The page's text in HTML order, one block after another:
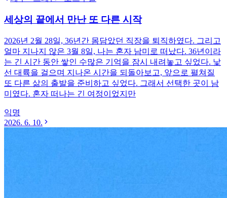
세상의 끝에서 만난 또 다른 시작
2026년 2월 28일, 36년간 몸담았던 직장을 퇴직하였다. 그리고
얼마 지나지 않은 3월 8일, 나는 혼자 남미로 떠났다. 36년이라
는 긴 시간 동안 쌓인 수많은 기억을 잠시 내려놓고 싶었다. 낯
선 대륙을 걸으며 지나온 시간을 되돌아보고, 앞으로 펼쳐질
또 다른 삶의 출발을 준비하고 싶었다. 그래서 선택한 곳이 남
미였다. 혼자 떠나는 긴 여정이었지만
익명
2026. 6. 10.